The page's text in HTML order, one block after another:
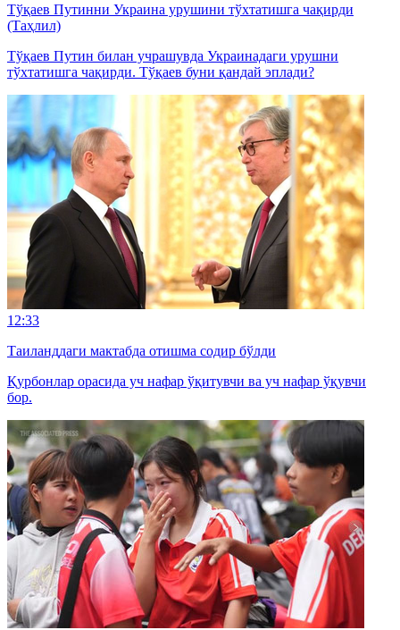
Тўқаев Путинни Украина урушини тўхтатишга чақирди
(Таҳлил)
Тўқаев Путин билан учрашувда Украинадаги урушни
тўхтатишга чақирди. Тўқаев буни қандай эплади?
12:33
Таиланддаги мактабда отишма содир бўлди
Қурбонлар орасида уч нафар ўқитувчи ва уч нафар ўқувчи
бор.